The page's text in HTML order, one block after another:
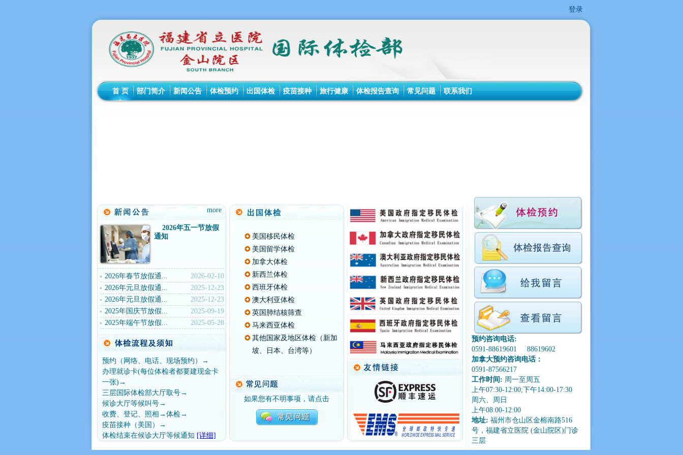
登录
首 页 部门简介 新闻公告 体检预约 出国体检 疫苗接种 旅行健康 体检报告查询 常见问题 联系我们
more
2026年五一节放假
通知
2026-02-10
2026年春节放假通...
2025-12-23
2026年元旦放假通...
2025-12-23
2026年元旦放假通...
2025-09-19
2025年国庆节放假...
2025-05-28
2025年端午节放假...
预约（网络、电话、现场预约）→
办理就诊卡(每位体检者都要建现金卡
一张)→
三层国际体检部大厅取号→
候诊大厅等候叫号→
收费、登记、照相→体检→
疫苗接种（美国）→
体检结束在候诊大厅等候通知 [详细]
美国移民体检
美国留学体检
加拿大体检
新西兰体检
西班牙体检
澳大利亚体检
英国肺结核筛查
马来西亚体检
其他国家及地区体检（新加
坡、日本、台湾等）
如果您有不明事项，请点击
预约咨询电话:
0591-88619601 88619602
加拿大预约咨询电话：
0591-87566217
工作时间: 周一至周五
上午07:30-12:00;下午14:00-17:30
周六、周日
上午08:00-12:00
地址: 福州市仓山区金榕南路516
号，福建省立医院 (金山院区)门诊
三层